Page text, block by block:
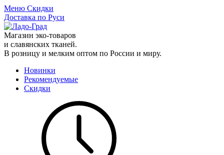
Меню Скидки
Доставка по Руси
Магазин эко-товаров
и славянских тканей.
В розницу и мелким оптом по России и миру.
Новинки
Рекомендуемые
Скидки